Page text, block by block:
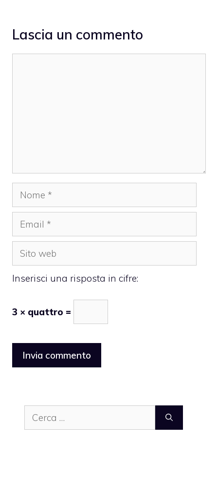
Lascia un commento
Nome
Email
Sito
web
Inserisci una risposta in cifre:
3 × quattro =
Ricerca
per: